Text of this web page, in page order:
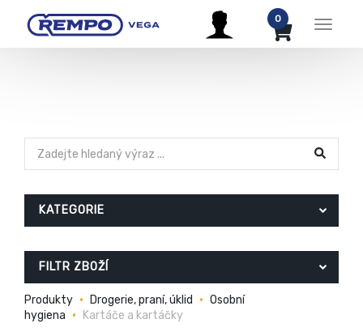
Menu
0
KATEGORIE
FILTR ZBOŽÍ
Produkty Drogerie, praní, úklid
Osobní
hygiena
Kartáče a kartáčky